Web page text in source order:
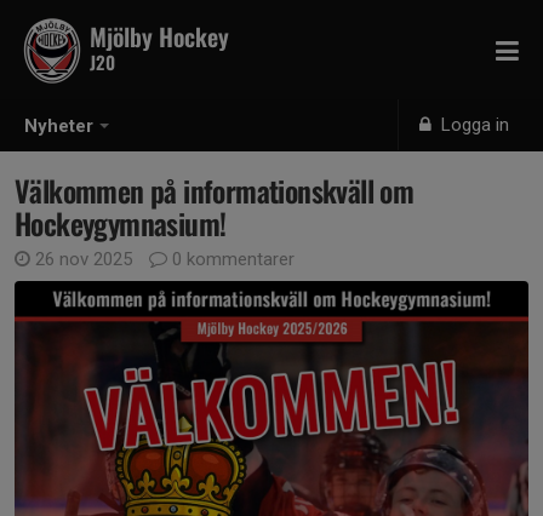
Nyheter Logga in
Mjölby Hockey
J20
Välkommen på informationskväll om
Hockeygymnasium!
26 nov 2025 0 kommentarer